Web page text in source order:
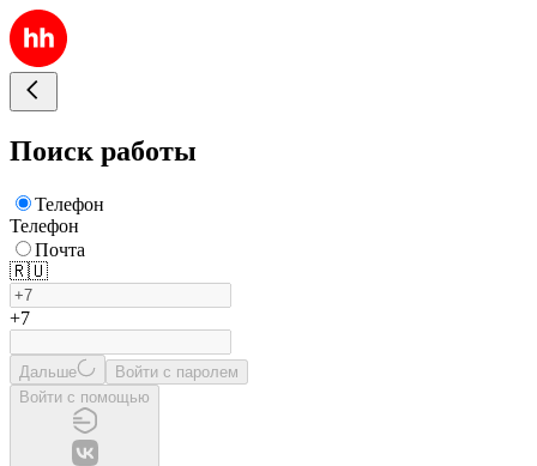
Поиск работы
Телефон
Телефон
Почта
🇷🇺
+7
Дальше
Войти с паролем
Войти с помощью